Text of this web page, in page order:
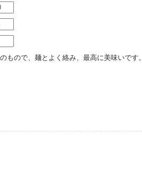
もので、麺とよく絡み、最高に美味いです。